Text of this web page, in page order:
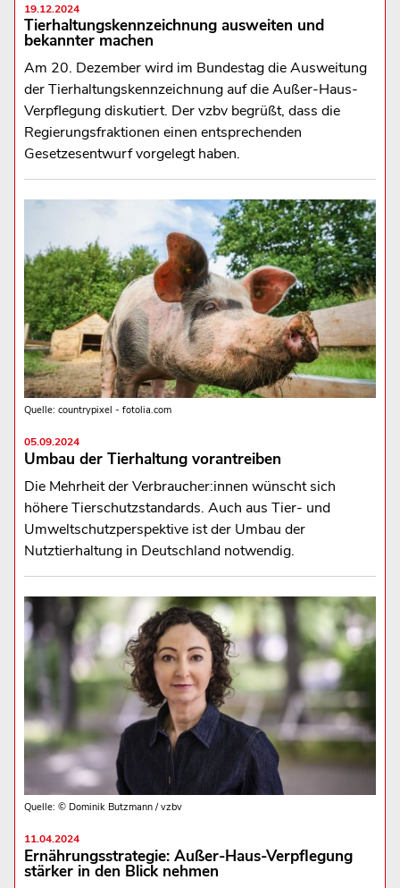
19.12.2024
Tierhaltungskennzeichnung ausweiten und
bekannter machen
Am 20. Dezember wird im Bundestag die Ausweitung
der Tierhaltungskennzeichnung auf die Außer-Haus-
Verpflegung diskutiert. Der vzbv begrüßt, dass die
Regierungsfraktionen einen entsprechenden
Gesetzesentwurf vorgelegt haben.
Quelle: countrypixel - fotolia.com
05.09.2024
Umbau der Tierhaltung vorantreiben
Die Mehrheit der Verbraucher:innen wünscht sich
höhere Tierschutzstandards. Auch aus Tier- und
Umweltschutzperspektive ist der Umbau der
Nutztierhaltung in Deutschland notwendig.
Quelle: © Dominik Butzmann / vzbv
11.04.2024
Ernährungsstrategie: Außer-Haus-Verpflegung
stärker in den Blick nehmen